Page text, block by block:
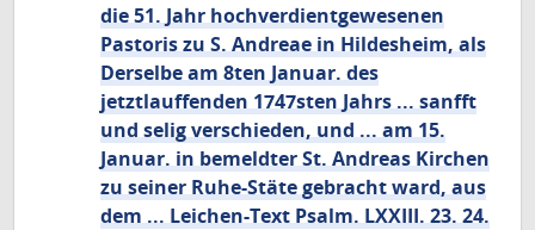
die 51. Jahr hochverdientgewesenen
Pastoris zu S. Andreae in Hildesheim, als
Derselbe am 8ten Januar. des
jetztlauffenden 1747sten Jahrs ... sanfft
und selig verschieden, und ... am 15.
Januar. in bemeldter St. Andreas Kirchen
zu seiner Ruhe-Stäte gebracht ward, aus
dem ... Leichen-Text Psalm. LXXIII. 23. 24.